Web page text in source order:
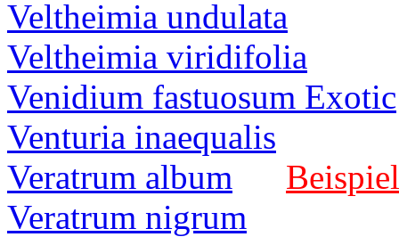
Veltheimia undulata
Veltheimia viridifolia
Venidium fastuosum Exotic
Venturia inaequalis
Veratrum album
Veratrum nigrum